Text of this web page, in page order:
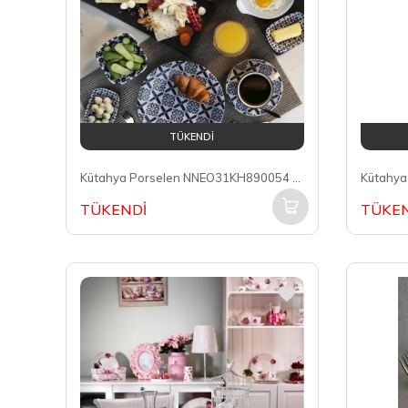
TÜKENDİ
TÜKENDİ